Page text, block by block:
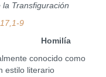
Transfiguración
9
conocido como
estilo literario